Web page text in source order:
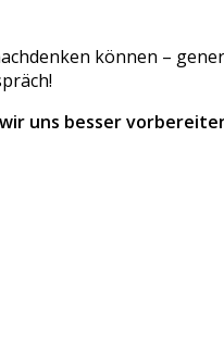
können –
uns besser